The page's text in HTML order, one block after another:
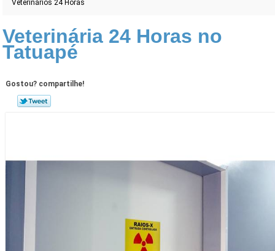
Veterinários 24 Horas
Veterinária 24 Horas no
Tatuapé
Gostou? compartilhe!